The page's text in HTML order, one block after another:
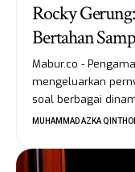
Rocky
Bertahan
Mabur.co -
mengeluarkan
soal berbagai
MUHAMMAD AZKA